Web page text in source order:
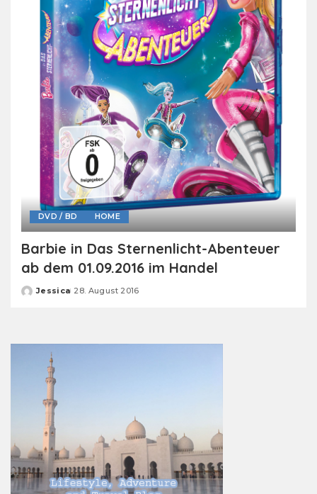
DVD / BD HOME
Barbie in Das Sternenlicht-Abenteuer
ab dem 01.09.2016 im Handel
Posted
Jessica 28. August 2016